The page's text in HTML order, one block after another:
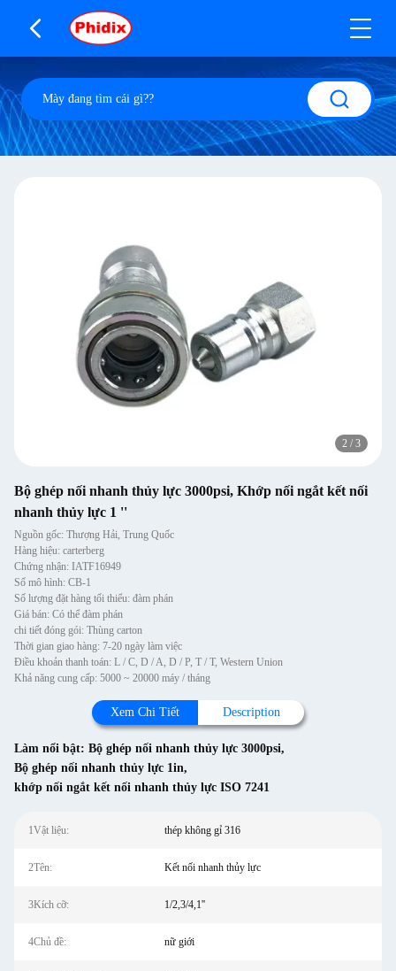
2 / 3
Bộ ghép nối nhanh thủy lực 3000psi, Khớp nối ngắt kết nối
nhanh thủy lực 1 ''
Nguồn gốc: Thượng Hải, Trung Quốc
Hàng hiệu: carterberg
Chứng nhận: IATF16949
Số mô hình: CB-1
Số lượng đặt hàng tối thiểu: đàm phán
Giá bán: Có thể đàm phán
chi tiết đóng gói: Thùng carton
Thời gian giao hàng: 7-20 ngày làm việc
Điều khoản thanh toán: L / C, D / A, D / P, T / T, Western Union
Khả năng cung cấp: 5000 ~ 20000 máy / tháng
Xem Chi Tiết Description
Làm nổi bật: Bộ ghép nối nhanh thủy lực 3000psi,
Bộ ghép nối nhanh thủy lực 1in,
khớp nối ngắt kết nối nhanh thủy lực ISO 7241
1Vật liệu: thép không gỉ 316
2Tên: Kết nối nhanh thủy lực
3Kích cỡ: 1/2,3/4,1''
4Chủ đề: nữ giới